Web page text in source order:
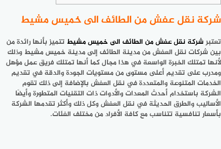
شركة نقل عفش من الطائف الى خميس مشيط
تعتبرشركة نقل عفش من الطائف الى خميس مشيط تتميز بأنها رائدة من
بين شركات نقل العفش من مدينة الطائف إلى مدينة خميس مشيط وذلك
لأنها تمتلك الخبرة الواسعة في هذا مجال كما أنها تمتلك فريق عمل مؤهل
ومدرب على تقديم أعلى مستوى من مستويات الجودة والدقة في تقديم
الخدمات المتنوعة والمتعددة في نقل العفش بالإضافة إلى ذلك تقوم
الشركة باستخدام أحدث المعدات والأدوات ذات التقنيات المتطورة وأيضًا
الأساليب والطرق الحديثة في نقل العفش وكل ذلك وأكثر تقدمها الشركة
بأسعار تنافسية تتناسب مع كافة الأفراد من مختلف الفئات.